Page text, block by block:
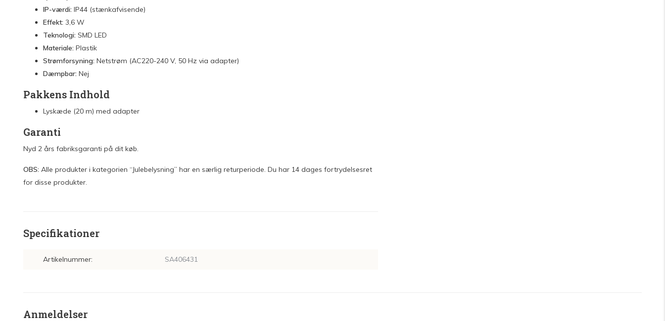
IP-værdi: IP44 (stænkafvisende)
Effekt: 3,6 W
Teknologi: SMD LED
Materiale: Plastik
Strømforsyning: Netstrøm (AC220-240 V, 50 Hz via adapter)
Dæmpbar: Nej
Pakkens Indhold
Lyskæde (20 m) med adapter
Garanti
Nyd 2 års fabriks­garanti på dit køb.
OBS: Alle produkter i kategorien “Julebelysning” har en særlig returperiode. Du har 14 dages fortrydelsesret
for disse produkter.
Specifikationer
Artikelnummer: SA406431
Anmeldelser